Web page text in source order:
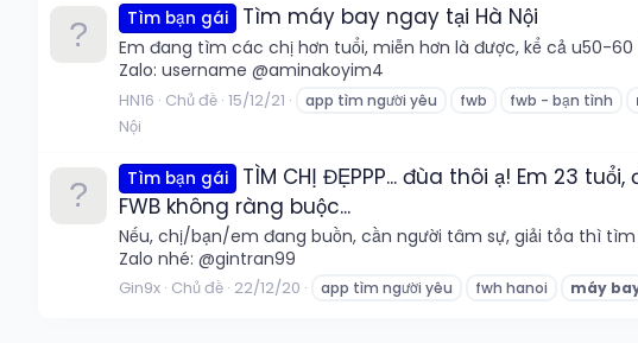
Tìm bạn gái Tìm máy bay ngay tại Hà Nội
Em đang tìm các chị hơn tuổi, miễn hơn là được, kể cả u50-
Zalo: username @aminakoyim4
HN16 Chủ đề 15/12/21 app tìm người yêu fwb fwb - bạn tình
Nội
Tìm bạn gái
TÌM CHỊ ĐẸPPP... đùa thôi ạ! Em 23
FWB không ràng buộc...
Nếu, chị/bạn/em đang buồn, cần người tâm sự, giải tỏa thì
Zalo nhé: @gintran99
Gin9x Chủ đề 22/12/20 app tìm người yêu fwh hanoi máy